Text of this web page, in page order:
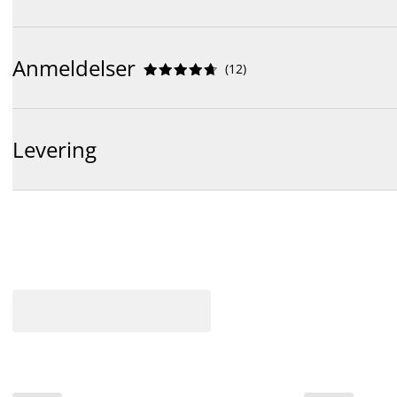
Anmeldelser 




 (12)
Levering